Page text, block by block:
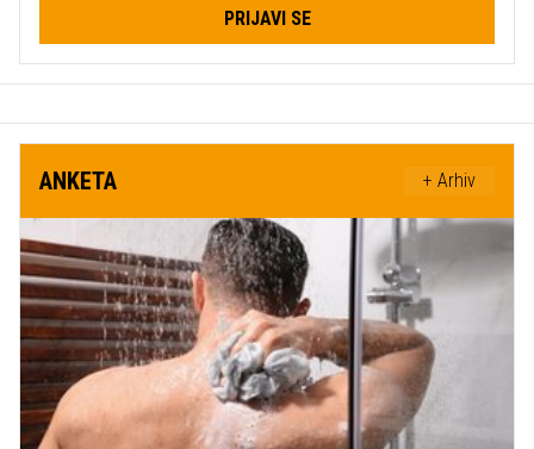
PRIJAVI SE
ANKETA + Arhiv